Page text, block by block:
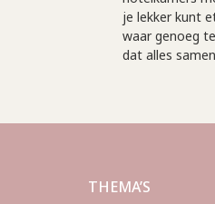
je lekker kunt
waar genoeg
dat alles
THEMA’S